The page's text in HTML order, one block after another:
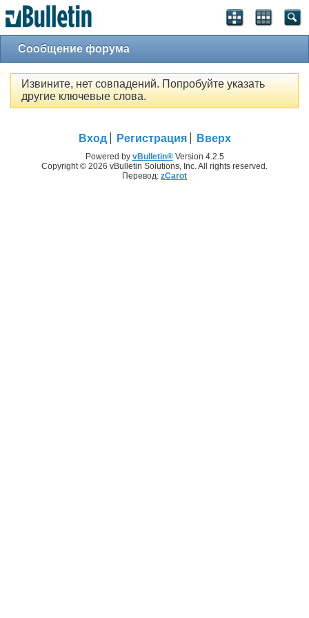
Сообщение форума
Извините, нет совпадений. Попробуйте указать
другие ключевые слова.
Вход Регистрация Вверх
Powered by vBulletin®Version 4.2.5
Copyright © 2026 vBulletin Solutions, Inc. All rights reserved.
Перевод: zCarot